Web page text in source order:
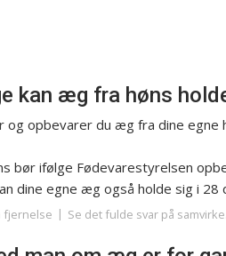
kan æg fra høns
og opbevarer du æg fra dine egne
bør ifølge Fødevarestyrelsen
dine egne æg også holde sig i
fjernelse Se det fulde svar på